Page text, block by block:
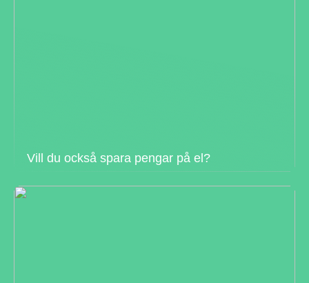
Vill du också spara pengar på el?